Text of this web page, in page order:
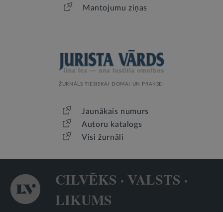
Mantojumu ziņas
ŽURNĀLS TIESISKAI DOMAI UN PRAKSEI
Jaunākais numurs
Autoru katalogs
Visi žurnāli
CILVĒKS · VALSTS ·
LIKUMS